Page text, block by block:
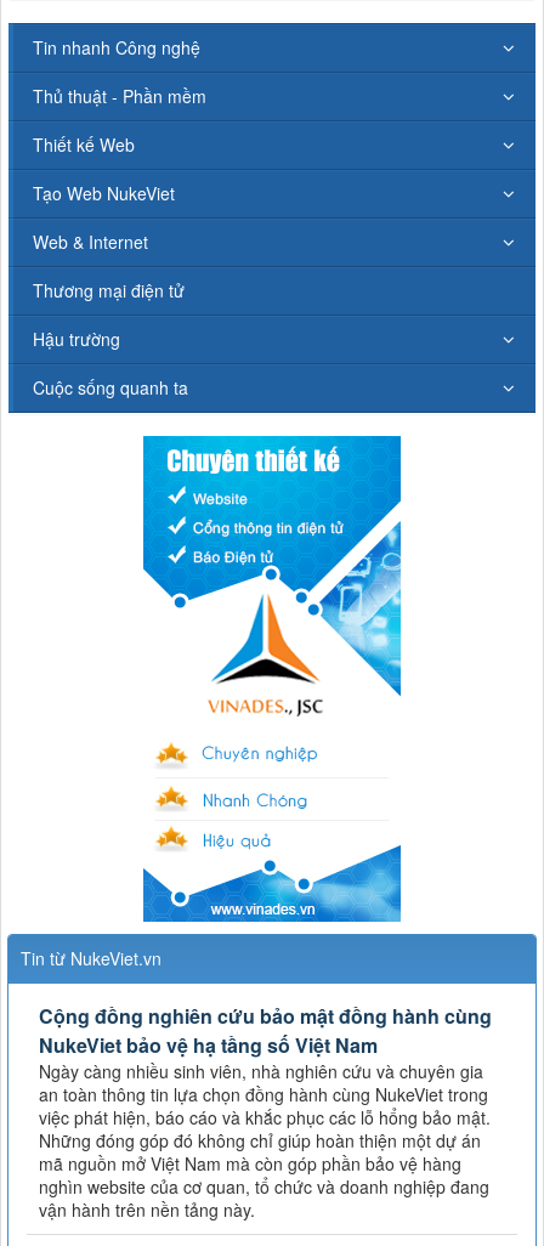
Tin nhanh Công nghệ
Thủ thuật - Phần mềm
Thiết kế Web
Tạo Web NukeViet
Web & Internet
Thương mại điện tử
Hậu trường
Cuộc sống quanh ta
Tin từ NukeViet.vn
Cộng đồng nghiên cứu bảo mật đồng hành cùng
NukeViet bảo vệ hạ tầng số Việt Nam
Ngày càng nhiều sinh viên, nhà nghiên cứu và chuyên gia
an toàn thông tin lựa chọn đồng hành cùng NukeViet trong
việc phát hiện, báo cáo và khắc phục các lỗ hổng bảo mật.
Những đóng góp đó không chỉ giúp hoàn thiện một dự án
mã nguồn mở Việt Nam mà còn góp phần bảo vệ hàng
nghìn website của cơ quan, tổ chức và doanh nghiệp đang
vận hành trên nền tảng này.